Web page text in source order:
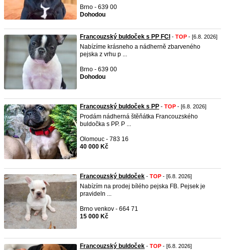
Brno - 639 00
Dohodou
Francouzský buldoček s PP FCI - TOP - [6.8. 2026]
Nabízíme krásneho a nádherně zbarveného
pejska z vrhu p ...
Brno - 639 00
Dohodou
Francouzský buldoček s PP - TOP - [6.8. 2026]
Prodám nádherná štěňátka Francouzského
buldočka s PP. P ...
Olomouc - 783 16
40 000 Kč
Francouzský buldoček - TOP - [6.8. 2026]
Nabízím na prodej bílého pejska FB. Pejsek je
pravideln ...
Brno venkov - 664 71
15 000 Kč
Francouzský buldoček - TOP - [6.8. 2026]